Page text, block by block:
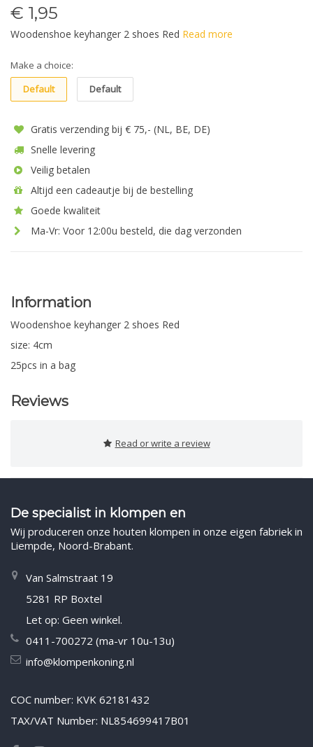
€ 1,95
Woodenshoe keyhanger 2 shoes Red Read more
Make a choice:
Default
Default
Gratis verzending bij € 75,- (NL, BE, DE)
Snelle levering
Veilig betalen
Altijd een cadeautje bij de bestelling
Goede kwaliteit
Ma-Vr: Voor 12:00u besteld, die dag verzonden
Information
Woodenshoe keyhanger 2 shoes Red
size: 4cm
25pcs in a bag
Reviews
Read or write a review
De specialist in klompen en
Wij produceren onze houten klompen in onze eigen fabriek in
Liempde, Noord-Brabant.
Van Salmstraat 19
5281 RP Boxtel
Let op: Geen winkel.
0411-700272 (ma-vr 10u-13u)
info@klompenkoning.nl
COC number: KVK 62181432
TAX/VAT Number: NL854699417B01